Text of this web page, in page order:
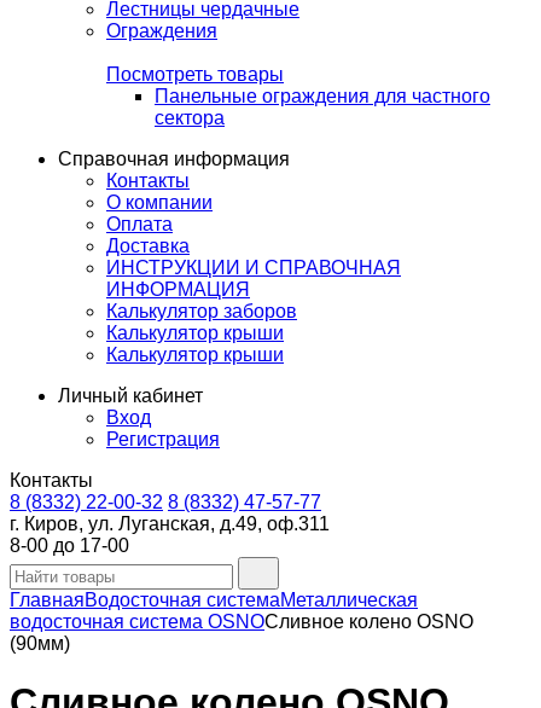
Лестницы чердачные
Ограждения
Посмотреть товары
Панельные ограждения для частного
сектора
Справочная информация
Контакты
О компании
Оплата
Доставка
ИНСТРУКЦИИ И СПРАВОЧНАЯ
ИНФОРМАЦИЯ
Калькулятор заборов
Калькулятор крыши
Калькулятор крыши
Личный кабинет
Вход
Регистрация
Контакты
8 (8332) 22-00-32 8 (8332) 47-57-77
г. Киров, ул. Луганская, д.49, оф.311
8-00 до 17-00
ГлавнаяВодосточная системаМеталлическая
водосточная система OSNOСливное колено OSNO
(90мм)